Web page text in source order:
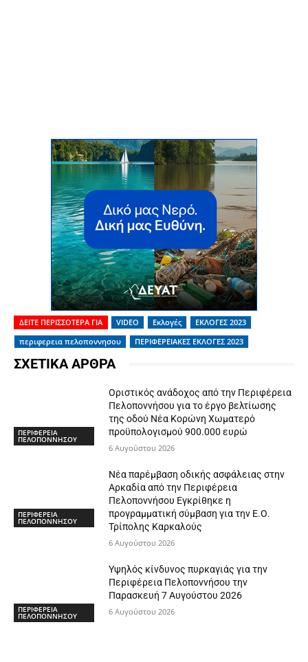
ΔΕΙΤΕ ΠΕΡΙΣΣΟΤΕΡΑ ΓΙΑ VIDEO Εκλογές
ΕΚΛΟΓΕΣ 2023
περιφερεια πελοποννησου
ΠΕΡΙΦΕΡΕΙΑΚΕΣ ΕΚΛΟΓΕΣ 2023
ΣΧΕΤΙΚΑ ΑΡΘΡΑ
ΠΕΡΙΦΕΡΕΙΑ
ΠΕΛΟΠΟΝΝΗΣΟΥ
Οριστικός ανάδοχος από την Περιφέρεια
Πελοποννήσου για το έργο βελτίωσης
της οδού Νέα Κορώνη Χωματερό
προϋπολογισμού 900.000 ευρώ
6 Αυγούστου 2026
ΠΕΡΙΦΕΡΕΙΑ
ΠΕΛΟΠΟΝΝΗΣΟΥ
Νέα παρέμβαση οδικής ασφάλειας στην
Αρκαδία από την Περιφέρεια
Πελοποννήσου Εγκρίθηκε η
προγραμματική σύμβαση για την Ε.Ο.
Τρίπολης Καρκαλούς
6 Αυγούστου 2026
ΠΕΡΙΦΕΡΕΙΑ
ΠΕΛΟΠΟΝΝΗΣΟΥ
Υψηλός κίνδυνος πυρκαγιάς για την
Περιφέρεια Πελοποννήσου την
Παρασκευή 7 Αυγούστου 2026
6 Αυγούστου 2026